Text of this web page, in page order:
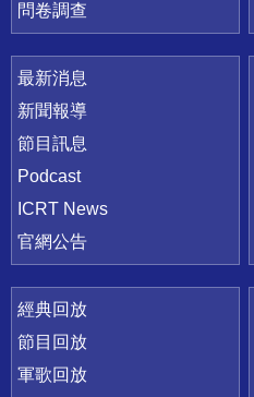
問卷調查
最新消息
新聞報導
節目訊息
Podcast
ICRT News
官網公告
經典回放
節目回放
軍歌回放